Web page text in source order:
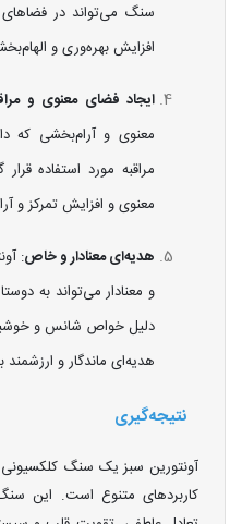
سنگ می‌تواند در فضاهای
افزایش بهره‌وری و
ایجاد فضای معنوی و
معنوی و آرام‌بخشی که
مراقبه مورد استفاده
معنوی و افزایش تمرکز
هدیه‌ای معنادار و خاص:
و معنادار می‌تواند به
دلیل خواص شانس و
هدیه‌ای ماندگار و ارزشمند
نتیجه‌گیری
آونتورین سبز یک سنگ
کاربردهای متنوع است. این